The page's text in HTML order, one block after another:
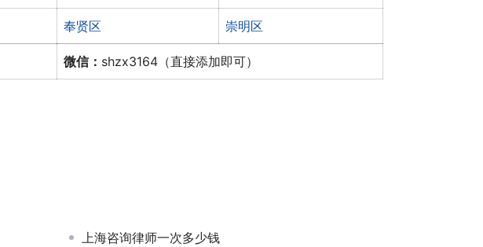
奉贤区 崇明区
微信： shzx3164（直接添加即可）
上海咨询律师一次多少钱